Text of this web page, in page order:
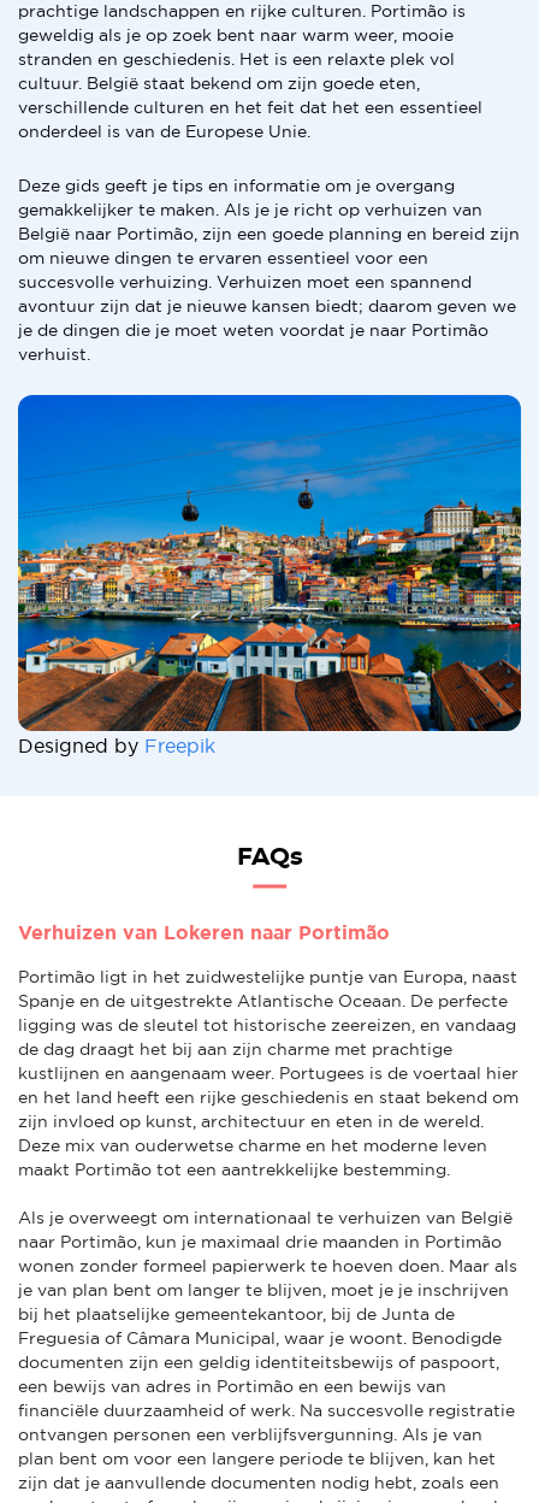
prachtige landschappen en rijke culturen. Portimão is
geweldig als je op zoek bent naar warm weer, mooie
stranden en geschiedenis. Het is een relaxte plek vol
cultuur. België staat bekend om zijn goede eten,
verschillende culturen en het feit dat het een essentieel
onderdeel is van de Europese Unie.
Deze gids geeft je tips en informatie om je overgang
gemakkelijker te maken. Als je je richt op verhuizen van
België naar Portimão, zijn een goede planning en bereid zijn
om nieuwe dingen te ervaren essentieel voor een
succesvolle verhuizing. Verhuizen moet een spannend
avontuur zijn dat je nieuwe kansen biedt; daarom geven we
je de dingen die je moet weten voordat je naar Portimão
verhuist.
Designed by Freepik
FAQs
Verhuizen van Lokeren naar Portimão
Portimão ligt in het zuidwestelijke puntje van Europa, naast
Spanje en de uitgestrekte Atlantische Oceaan. De perfecte
ligging was de sleutel tot historische zeereizen, en vandaag
de dag draagt het bij aan zijn charme met prachtige
kustlijnen en aangenaam weer. Portugees is de voertaal hier
en het land heeft een rijke geschiedenis en staat bekend om
zijn invloed op kunst, architectuur en eten in de wereld.
Deze mix van ouderwetse charme en het moderne leven
maakt Portimão tot een aantrekkelijke bestemming.
Als je overweegt om internationaal te verhuizen van België
naar Portimão, kun je maximaal drie maanden in Portimão
wonen zonder formeel papierwerk te hoeven doen. Maar als
je van plan bent om langer te blijven, moet je je inschrijven
bij het plaatselijke gemeentekantoor, bij de Junta de
Freguesia of Câmara Municipal, waar je woont. Benodigde
documenten zijn een geldig identiteitsbewijs of paspoort,
een bewijs van adres in Portimão en een bewijs van
financiële duurzaamheid of werk. Na succesvolle registratie
ontvangen personen een verblijfsvergunning. Als je van
plan bent om voor een langere periode te blijven, kan het
zijn dat je aanvullende documenten nodig hebt, zoals een